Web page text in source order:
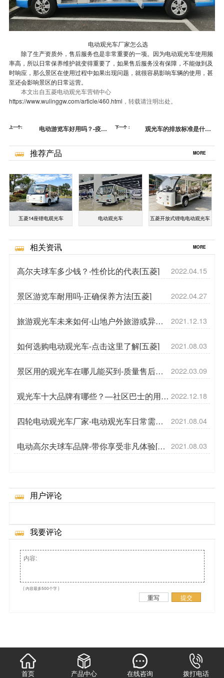
电动观光车厂家怎么选
除了生产资质外，售后服务也是非常重要的一项。因为电动观光车使用频
率高，所以日常保养维护就变得重要了，如果售后服务没有保障，不能做到及
时响应，那么景区在使用过程中如果出现问题，就很容易影响车辆的使用，甚
至还会影响景区的日常运营。
本文出自五菱电动观光车营销中心
https://www.wulinggw.com/article/460.html ，转载请注明出处。
上一个:
电动游览车好用吗？-疫情
菱]
下一个：
观光车的排放标准是什么-
推荐产品 MORE
五菱14座锂电观光车 电动观光车 五菱开放式锂电电动观光车
相关资讯 MORE
高尔夫球车多少钱？-性价比的代表[五菱] 2022.04.15
景区游览车耐用吗-正确保养方法[五菱] 2022.04.27
旅游观光车未来如何-山地户外旅游或异军
突起[五菱]
2021.12.13
如何选购电动观光车-点击这里了解[五菱] 2021.08.03
景区用的观光车在哪儿能买到-质量售后双
保障[五菱]
2022.03.09
观光车十大品牌有哪些？—社区巴士的用途
是什么[五菱]
2022.12.18
四轮电动观光车厂家-电动观光车日常需要
保养吗？[五菱]
2021.08.04
电动高尔夫球车品牌-带你享受非凡体验[五
菱]
2021.08.03
用户评论
我要评论
( 内容最多500个字 )
重写 提交
首页 产品中心 在线咨询 拨打电话